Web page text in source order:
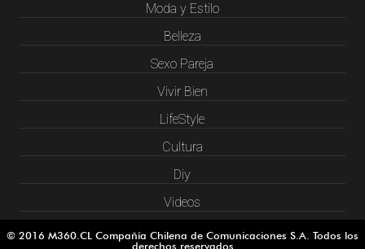
Moda y Estilo
Belleza
Sexo Pareja
Vivir Bien
LifeStyle
Cultura
Diy
Videos
© 2016 M360.CL Compañía Chilena de Comunicaciones S.A. Todos los
derechos reservados